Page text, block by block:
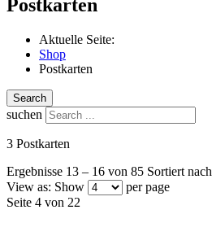
Postkarten
Aktuelle Seite:
Shop
Postkarten
Search
suchen
3 Postkarten
Ergebnisse 13 – 16 von 85 Sortiert nach
View as: Show
per page
Seite 4 von 22